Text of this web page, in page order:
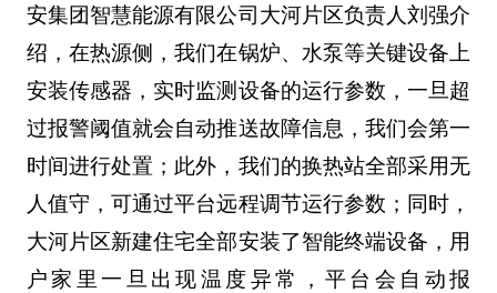
安集团智慧能源有限公司大河片区负责人刘强介
绍，在热源侧，我们在锅炉、水泵等关键设备上
安装传感器，实时监测设备的运行参数，一旦超
过报警阈值就会自动推送故障信息，我们会第一
时间进行处置；此外，我们的换热站全部采用无
人值守，可通过平台远程调节运行参数；同时，
大河片区新建住宅全部安装了智能终端设备，用
户家里一旦出现温度异常，平台会自动报